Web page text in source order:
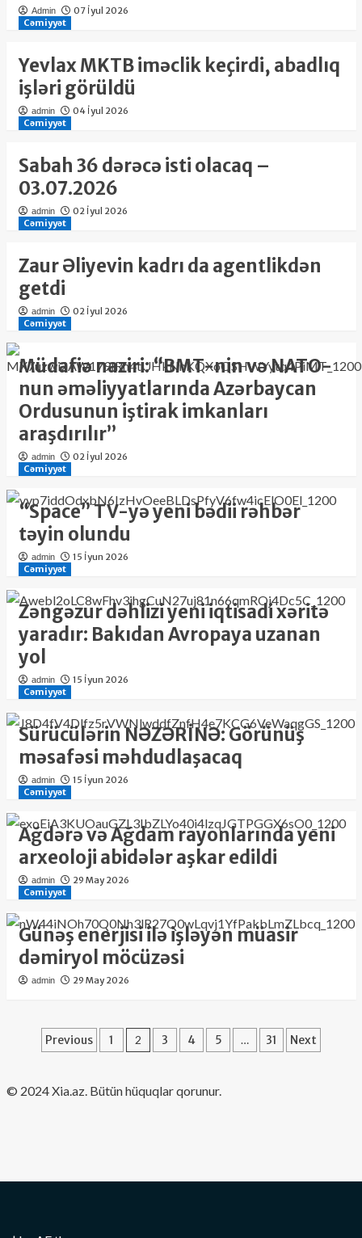
Admin
07 İyul 2026
Cəmiyyət
Yevlax MKTB iməclik keçirdi, abadlıq
işləri görüldü
admin
04 İyul 2026
Cəmiyyət
Sabah 36 dərəcə isti olacaq –
03.07.2026
admin
02 İyul 2026
Cəmiyyət
Zaur Əliyevin kadrı da agentlikdən
getdi
admin
02 İyul 2026
Cəmiyyət
Müdafiə naziri: “BMT-nin və NATO-
nun əməliyyatlarında Azərbaycan
Ordusunun iştirak imkanları
araşdırılır”
admin
02 İyul 2026
Cəmiyyət
“Space” TV-yə yeni bədii rəhbər
təyin olundu
admin
15 İyun 2026
Cəmiyyət
Zəngəzur dəhlizi yeni iqtisadi xəritə
yaradır: Bakıdan Avropaya uzanan
yol
admin
15 İyun 2026
Cəmiyyət
Sürücülərin NƏZƏRİNƏ: Görünüş
məsafəsi məhdudlaşacaq
admin
15 İyun 2026
Cəmiyyət
Ağdərə və Ağdam rayonlarında yeni
arxeoloji abidələr aşkar edildi
admin
29 May 2026
Cəmiyyət
Günəş enerjisi ilə işləyən müasir
dəmiryol möcüzəsi
admin 29 May 2026
Posts
Previous 1 2 3 4 5 … 31 Next
​© 2024 Xia.az. Bütün hüquqlar qorunur.